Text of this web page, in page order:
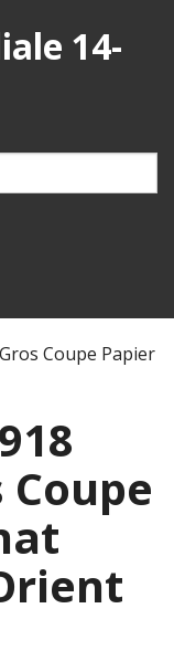
14-
Coupe Papier